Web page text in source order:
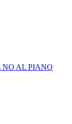
AL PIANO